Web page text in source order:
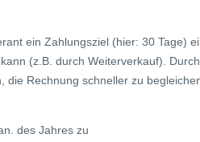
ein Zahlungsziel (hier: 30 Tage)
(z.B. durch Weiterverkauf).
die Rechnung schneller zu
des Jahres zu